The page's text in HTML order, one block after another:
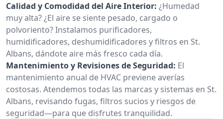
Calidad y Comodidad del Aire Interior: ¿Humedad
muy alta? ¿El aire se siente pesado, cargado o
polvoriento? Instalamos purificadores,
humidificadores, deshumidificadores y filtros en St.
Albans, dándote aire más fresco cada día.
Mantenimiento y Revisiones de Seguridad: El
mantenimiento anual de HVAC previene averías
costosas. Atendemos todas las marcas y sistemas en St.
Albans, revisando fugas, filtros sucios y riesgos de
seguridad—para que disfrutes tranquilidad.